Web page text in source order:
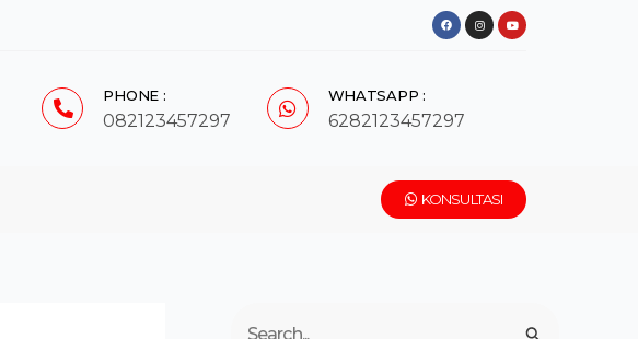
F
a
c
I
n
s
Y
o
u
PHONE :
082123457297
WHATSAPP :
6282123457297
KONSULTASI